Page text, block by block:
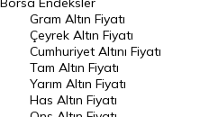
Raporlar
Endeksler
DÖVİZ
Gram Altın Fiyatı
Çeyrek Altın Fiyatı
Cumhuriyet Altını Fiyatı
Tam Altın Fiyatı
Yarım Altın Fiyatı
Has Altın Fiyatı